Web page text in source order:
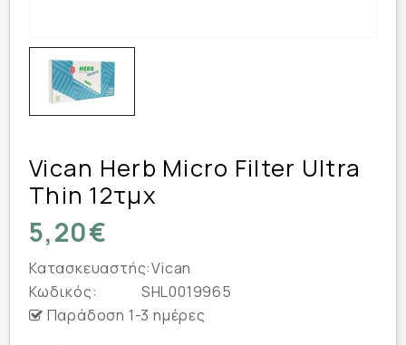
Vican Herb Micro Filter Ultra
Thin 12τμχ
5,20€
Κατασκευαστής:Vican
Κωδικός:
SHL0019965
Παράδοση 1-3 ημέρες